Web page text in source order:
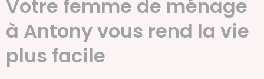
Votre femme de ménage
à Antony vous rend la vie
plus facile